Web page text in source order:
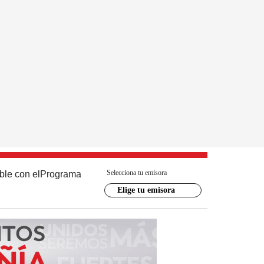
con el Programa Selecciona tu emisora
Elige tu emisora